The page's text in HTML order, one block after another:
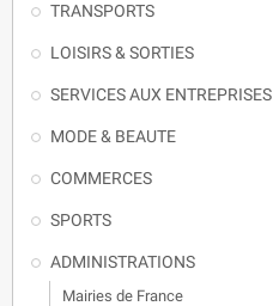
TRANSPORTS
LOISIRS & SORTIES
SERVICES AUX ENTREPRISES
MODE & BEAUTE
COMMERCES
SPORTS
ADMINISTRATIONS
Mairies de France